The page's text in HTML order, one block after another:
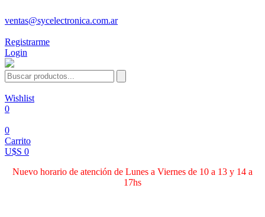
ventas@sycelectronica.com.ar
Registrarme
Login
Wishlist
0
0
Carrito
U$S 0
Nuevo horario de atención de Lunes a Viernes de 10 a 13 y 14 a
17hs